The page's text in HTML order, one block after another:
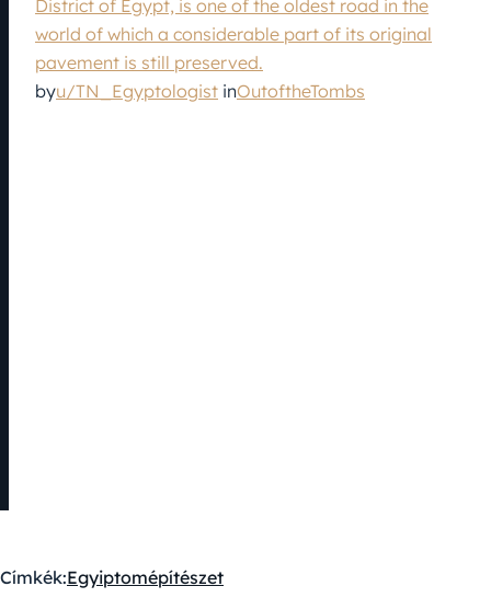
District of Egypt, is one of the oldest road in the
world of which a considerable part of its original
pavement is still preserved.
byu/TN_Egyptologist inOutoftheTombs
Címkék:Egyiptomépítészet